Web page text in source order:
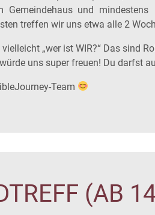
Gemeindehaus und mindestens
treffen wir uns etwa alle 2
„wer ist WIR?“ Das sind
uns super freuen! Du darfst
Team
(AB